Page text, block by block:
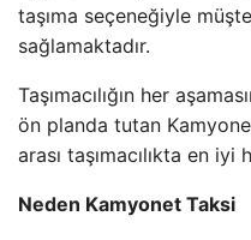
taşıma seçeneğiyle
sağlamaktadır.
Taşımacılığın her
ön planda tutan
arası taşımacılıkta en
Neden Kamyonet Taksi